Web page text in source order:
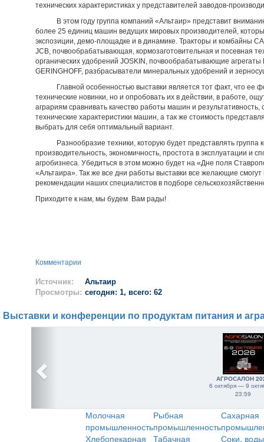
технических характеристиках у представителей заводов-
В этом году группа компаний «Альтаир» представит вниманию
более 25 единиц машин ведущих мировых производителей,
экспозиции, демо-площадке и в динамике. Тракторы и комбайны
JCB, почвообрабатывающая, кормозаготовительная и посевная
органических удобрений JOSKIN, почвообрабатывающие
GERINGHOFF, разбрасыватели минеральных удобрений и
Главной особенностью выставки является тот факт, что ее
технические новинки, но и опробовать их в действии, в работе,
аграриям сравнивать качество работы машин и
технические характеристики машин, а так же стоимость
выбрать для себя оптимальный вариант.
Разнообразие техники, которую будет представлять группа
производительность, экономичность, простота в эксплуатации и
агробизнеса. Убедиться в этом можно будет на «Дне поля
«Альтаира». Так же все дни работы выставки все желающие
рекомендации наших специалистов в подборе
Приходите к нам, мы будем Вам рады!
Комментарии
Источник:
Альтаир
Просмотры: сегодня: 1, всего: 62
Выставки и конференции по продуктам питания и
АГРОСАЛОН
6 октября — 9
23:59
Молочная
промышленность
Рыбная
промышленность
Сахарная
Хлебопекарная
Табачная
Соки,